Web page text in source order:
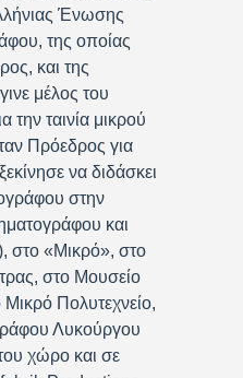
Ένωσης
της οποίας
και της
μέλος του
την ταινία μικρού
Πρόεδρος για
να διδάσκει
στην
και
στο «Μικρό», στο
στο Μουσείο
Πολυτεχνείο,
Λυκούργου
χώρο και σε